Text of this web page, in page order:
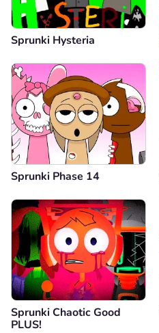
Sprunki Hysteria
Sprunki Phase 14
Sprunki Chaotic Good
PLUS!